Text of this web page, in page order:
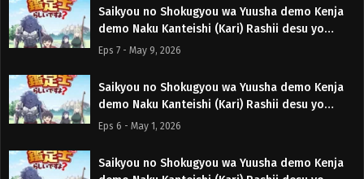
Saikyou no Shokugyou wa Yuusha demo Kenja
demo Naku Kanteishi (Kari) Rashii desu yo
Episodio 7 Sub Español
Eps 7 - May 9, 2026
Saikyou no Shokugyou wa Yuusha demo Kenja
demo Naku Kanteishi (Kari) Rashii desu yo
Episodio 6 Sub Español
Eps 6 - May 1, 2026
Saikyou no Shokugyou wa Yuusha demo Kenja